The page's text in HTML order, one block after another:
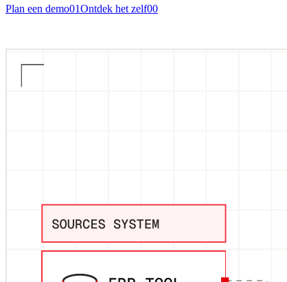
Plan een demo01Ontdek het zelf00